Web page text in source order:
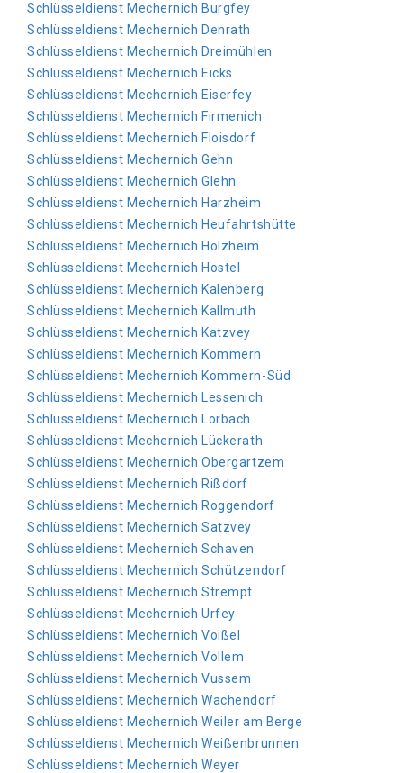
Schlüsseldienst Mechernich Burgfey
Schlüsseldienst Mechernich Denrath
Schlüsseldienst Mechernich Dreimühlen
Schlüsseldienst Mechernich Eicks
Schlüsseldienst Mechernich Eiserfey
Schlüsseldienst Mechernich Firmenich
Schlüsseldienst Mechernich Floisdorf
Schlüsseldienst Mechernich Gehn
Schlüsseldienst Mechernich Glehn
Schlüsseldienst Mechernich Harzheim
Schlüsseldienst Mechernich Heufahrtshütte
Schlüsseldienst Mechernich Holzheim
Schlüsseldienst Mechernich Hostel
Schlüsseldienst Mechernich Kalenberg
Schlüsseldienst Mechernich Kallmuth
Schlüsseldienst Mechernich Katzvey
Schlüsseldienst Mechernich Kommern
Schlüsseldienst Mechernich Kommern-Süd
Schlüsseldienst Mechernich Lessenich
Schlüsseldienst Mechernich Lorbach
Schlüsseldienst Mechernich Lückerath
Schlüsseldienst Mechernich Obergartzem
Schlüsseldienst Mechernich Rißdorf
Schlüsseldienst Mechernich Roggendorf
Schlüsseldienst Mechernich Satzvey
Schlüsseldienst Mechernich Schaven
Schlüsseldienst Mechernich Schützendorf
Schlüsseldienst Mechernich Strempt
Schlüsseldienst Mechernich Urfey
Schlüsseldienst Mechernich Voißel
Schlüsseldienst Mechernich Vollem
Schlüsseldienst Mechernich Vussem
Schlüsseldienst Mechernich Wachendorf
Schlüsseldienst Mechernich Weiler am Berge
Schlüsseldienst Mechernich Weißenbrunnen
Schlüsseldienst Mechernich Weyer